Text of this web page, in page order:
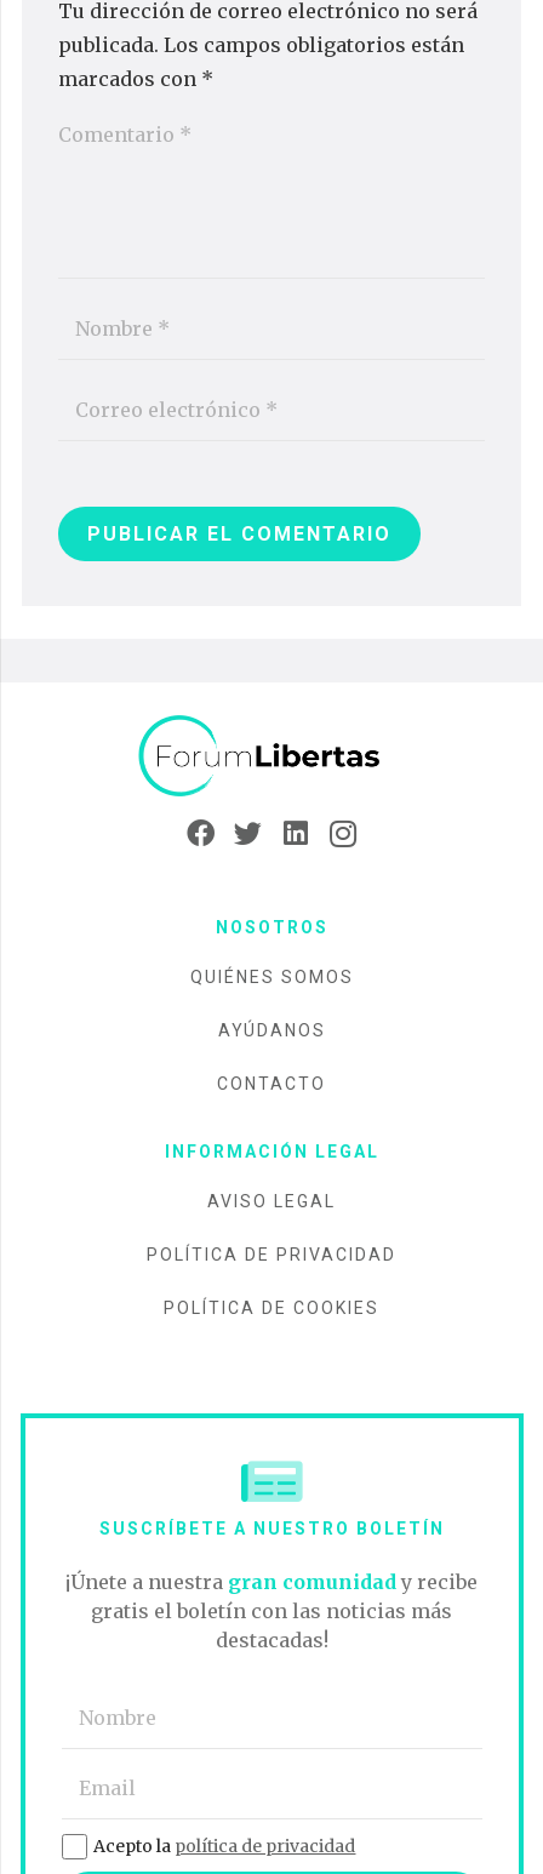
Tu dirección de correo electrónico no será
publicada. Los campos obligatorios están
marcados con *
PUBLICAR EL COMENTARIO
NOSOTROS
QUIÉNES SOMOS
AYÚDANOS
CONTACTO
INFORMACIÓN LEGAL
AVISO LEGAL
POLÍTICA DE PRIVACIDAD
POLÍTICA DE COOKIES
SUSCRÍBETE A NUESTRO BOLETÍN
¡Únete a nuestra gran comunidad y recibe
gratis el boletín con las noticias más
destacadas!
Acepto la política de privacidad